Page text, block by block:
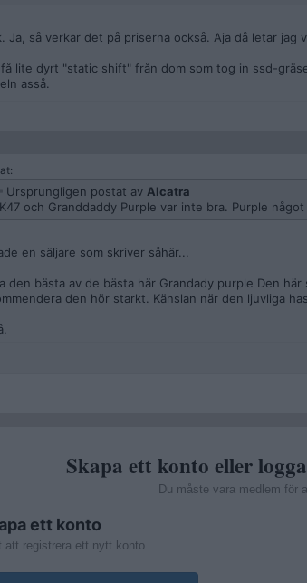
Ja, så verkar det på priserna också. Aja då letar jag
få lite dyrt "static shift" från dom som tog in ssd-
asså.
Ursprungligen postat av Alcatra
och Granddaddy Purple var inte bra. Purple något
en säljare som skriver såhär...
den bästa av de bästa här Grandady purple Den
den hör starkt. Känslan när den ljuvliga
Skapa ett konto eller
Du måste vara medlem för
ett konto
att registrera ett nytt konto